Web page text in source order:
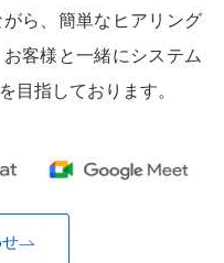
ら、簡単なヒアリング
客様と一緒にシステム
目指しております。